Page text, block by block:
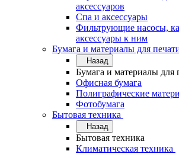
аксессуаров
Спа и аксессуары
Фильтрующие насосы,
аксессуары к ним
Бумага и материалы для
Назад
Бумага и материалы для
Офисная бумага
Полиграфические
Фотобумага
Бытовая техника
Назад
Бытовая техника
Климатическая техника